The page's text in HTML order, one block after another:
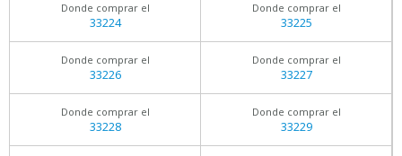
Donde comprar el
33224
Donde comprar el
33225
Donde comprar el
33226
Donde comprar el
33227
Donde comprar el
33228
Donde comprar el
33229